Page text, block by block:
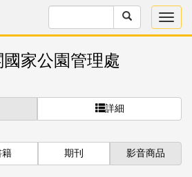
國家公園管理處
詳細
籍 期刊 影音商品